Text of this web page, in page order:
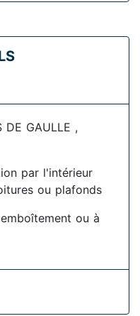
DE GAULLE ,
par l'intérieur
ou plafonds
ou à